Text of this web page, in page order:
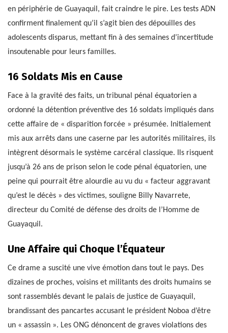
en périphérie de Guayaquil, fait craindre le pire. Les tests ADN
confirment finalement qu’il s’agit bien des dépouilles des
adolescents disparus, mettant fin à des semaines d’incertitude
insoutenable pour leurs familles.
16 Soldats Mis en Cause
Face à la gravité des faits, un tribunal pénal équatorien a
ordonné la détention préventive des 16 soldats impliqués dans
cette affaire de « disparition forcée » présumée. Initialement
mis aux arrêts dans une caserne par les autorités militaires, ils
intègrent désormais le système carcéral classique. Ils risquent
jusqu’à 26 ans de prison selon le code pénal équatorien, une
peine qui pourrait être alourdie au vu du « facteur aggravant
qu’est le décès » des victimes, souligne Billy Navarrete,
directeur du Comité de défense des droits de l’Homme de
Guayaquil.
Une Affaire qui Choque l’Équateur
Ce drame a suscité une vive émotion dans tout le pays. Des
dizaines de proches, voisins et militants des droits humains se
sont rassemblés devant le palais de justice de Guayaquil,
brandissant des pancartes accusant le président Noboa d’être
un « assassin ». Les ONG dénoncent de graves violations des